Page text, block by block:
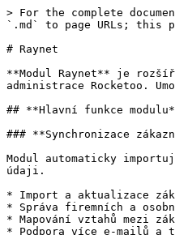
> For the complete
`.md` to page URLs; this
# Raynet
**Modul Raynet** je
administrace Rocketoo.
## **Hlavní funkce
### **Synchronizace
Modul automaticky
údaji.
* Import a aktualizace
* Správa firemních a
* Mapování vztahů mezi
* Podpora více e-mailů a